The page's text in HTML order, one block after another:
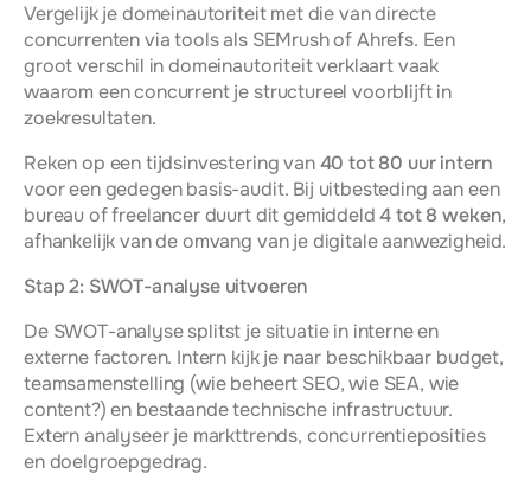
Vergelijk je domeinautoriteit met die van directe
concurrenten via tools als SEMrush of Ahrefs. Een
groot verschil in domeinautoriteit verklaart vaak
waarom een concurrent je structureel voorblijft in
zoekresultaten.
Reken op een tijdsinvestering van 40 tot 80 uur intern
voor een gedegen basis-audit. Bij uitbesteding aan een
bureau of freelancer duurt dit gemiddeld 4 tot 8 weken,
afhankelijk van de omvang van je digitale aanwezigheid.
Stap 2: SWOT-analyse uitvoeren
De SWOT-analyse splitst je situatie in interne en
externe factoren. Intern kijk je naar beschikbaar budget,
teamsamenstelling (wie beheert SEO, wie SEA, wie
content?) en bestaande technische infrastructuur.
Extern analyseer je markttrends, concurrentieposities
en doelgroepgedrag.